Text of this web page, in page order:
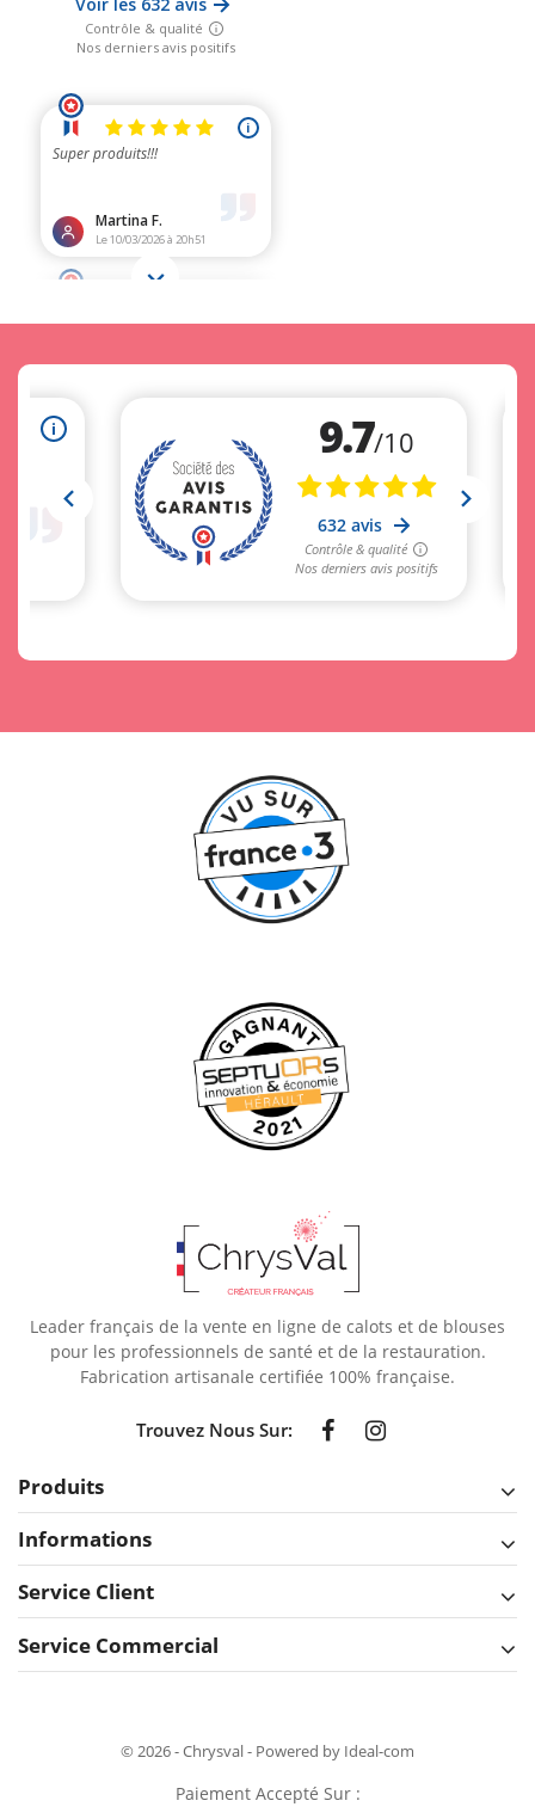
Leader français de la vente en ligne de calots et de blouses
pour les professionnels de santé et de la restauration.
Fabrication artisanale certifiée 100% française.
Trouvez Nous Sur:
Produits
Informations
Service Client
Service Commercial
© 2026 - Chrysval - Powered by Ideal-com
Paiement Accepté Sur :